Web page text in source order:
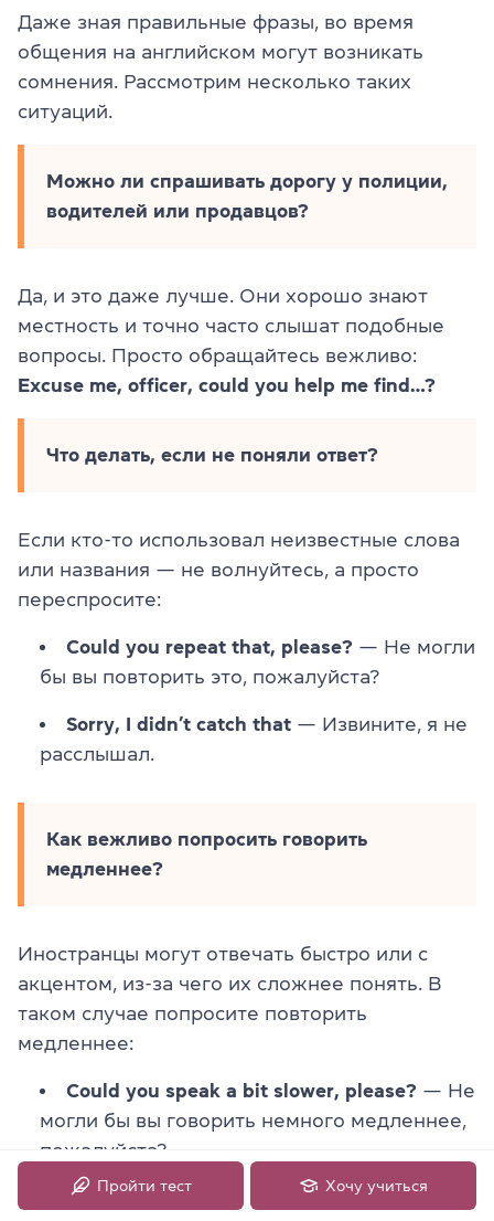
Даже зная правильные фразы, во время
общения на английском могут возникать
сомнения. Рассмотрим несколько таких
ситуаций.
Можно ли спрашивать дорогу у полиции,
водителей или продавцов?
Да, и это даже лучше. Они хорошо знают
местность и точно часто слышат подобные
вопросы. Просто обращайтесь вежливо:
Excuse me, officer, could you help me find…?
Что делать, если не поняли ответ?
Если кто-то использовал неизвестные слова
или названия — не волнуйтесь, а просто
переспросите:
Could you repeat that, please? — Не могли
бы вы повторить это, пожалуйста?
Sorry, I didn’t catch that — Извините, я не
расслышал.
Как вежливо попросить говорить
медленнее?
Иностранцы могут отвечать быстро или с
акцентом, из-за чего их сложнее понять. В
таком случае попросите повторить
медленнее:
Could you speak a bit slower, please? — Не
могли бы вы говорить немного медленнее,
пожалуйста?
Would you mind speaking more slowly?
Пройти тест Хочу учиться